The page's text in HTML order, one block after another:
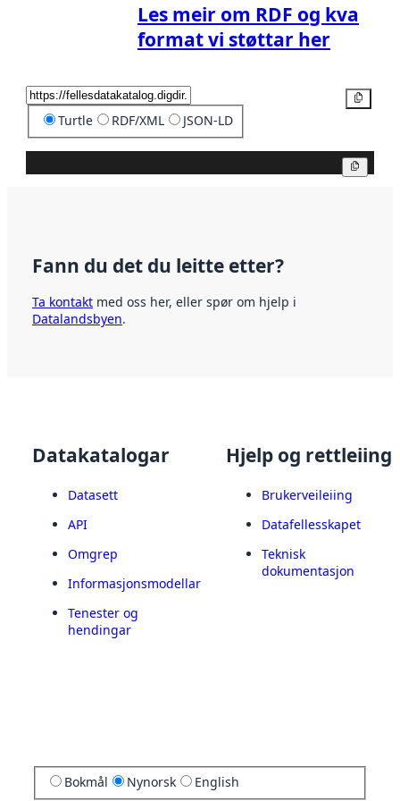
Les meir om RDF og kva
format vi støttar her
Turtle RDF/XML JSON-LD
Fann du det du leitte etter?
Ta kontakt med oss her, eller spør om hjelp i
Datalandsbyen.
Datakatalogar
Datasett
API
Omgrep
Informasjonsmodellar
Tenester og
hendingar
Hjelp og rettleiing
Brukerveileiing
Datafellesskapet
Teknisk
dokumentasjon
Bokmål Nynorsk English